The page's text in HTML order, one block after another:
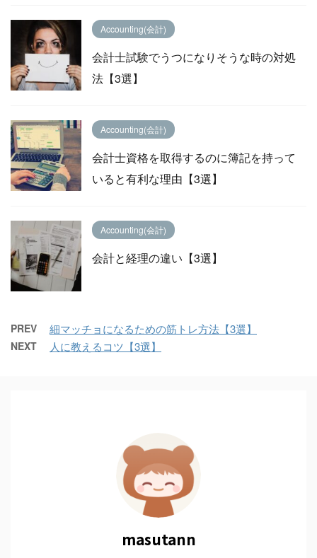
Accounting(会計)
会計士試験でうつになりそうな時の対処
法【3選】
Accounting(会計)
会計士資格を取得するのに簿記を持って
いると有利な理由【3選】
Accounting(会計)
会計と経理の違い【3選】
PREV 細マッチョになるための筋トレ方法【3選】
NEXT 人に教えるコツ【3選】
masutann